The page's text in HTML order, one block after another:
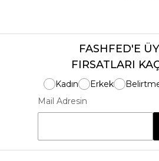
FASHFED'E
FIRSATLARI
Kadın Erkek
Mail Adresin